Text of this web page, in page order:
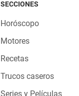
SECCIONES
Horóscopo
Motores
Recetas
Trucos caseros
Series y Películas